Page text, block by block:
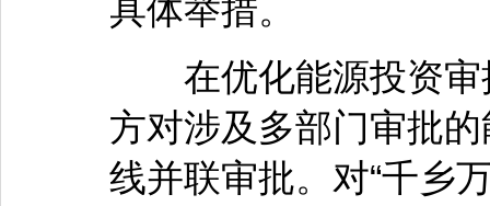
具体举措。
在优化能源投资审
方对涉及多部门审批
线并联审批。对“千乡